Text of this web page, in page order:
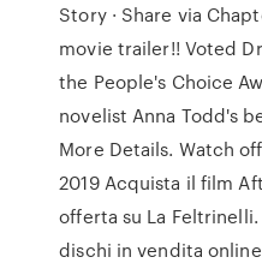
Story · Share via
movie trailer!! Voted
the People's Choice
novelist Anna Todd's
More Details. Watch
2019 Acquista il film
offerta su La
dischi in vendita